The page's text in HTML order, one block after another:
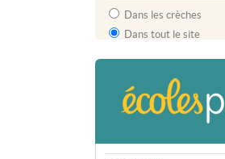
Dans les crèches
Dans tout le site